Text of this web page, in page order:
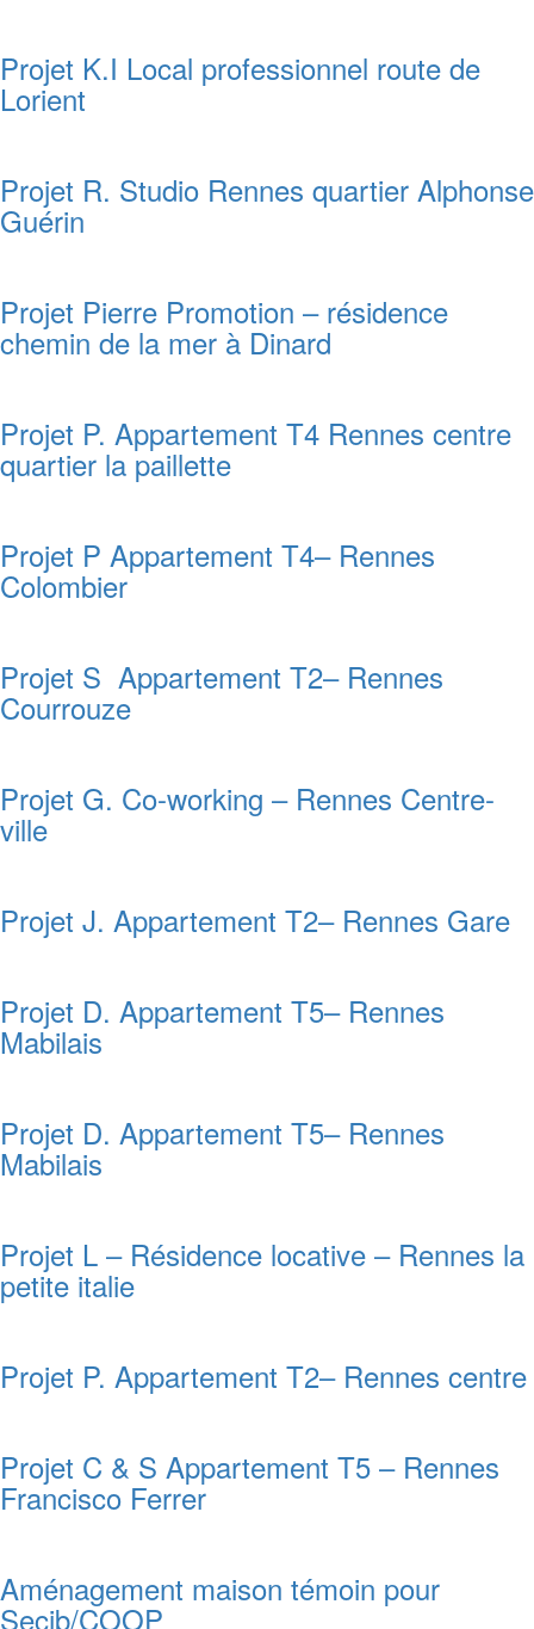
Projet K.I Local professionnel route de
Lorient
Projet R. Studio Rennes quartier Alphonse
Guérin
Projet Pierre Promotion – résidence
chemin de la mer à Dinard
Projet P. Appartement T4 Rennes centre
quartier la paillette
Projet P Appartement T4– Rennes
Colombier
Projet S Appartement T2– Rennes
Courrouze
Projet G. Co-working – Rennes Centre-
ville
Projet J. Appartement T2– Rennes Gare
Projet D. Appartement T5– Rennes
Mabilais
Projet D. Appartement T5– Rennes
Mabilais
Projet L – Résidence locative – Rennes la
petite italie
Projet P. Appartement T2– Rennes centre
Projet C & S Appartement T5 – Rennes
Francisco Ferrer
Aménagement maison témoin pour
Secib/COOP